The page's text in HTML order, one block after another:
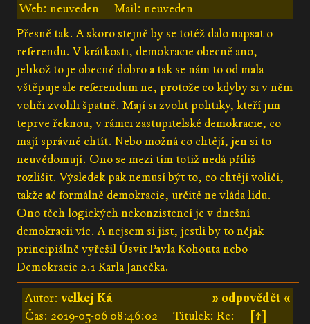
Web: neuveden
Mail: neuveden
Přesně tak. A skoro stejně by se totéž dalo napsat o
referendu. V krátkosti, demokracie obecně ano,
jelikož to je obecné dobro a tak se nám to od mala
vštěpuje ale referendum ne, protože co kdyby si v něm
voliči zvolili špatně. Mají si zvolit politiky, kteří jim
teprve řeknou, v rámci zastupitelské demokracie, co
mají správné chtít. Nebo možná co chtějí, jen si to
neuvědomují. Ono se mezi tím totiž nedá příliš
rozlišit. Výsledek pak nemusí být to, co chtějí voliči,
takže ač formálně demokracie, určitě ne vláda lidu.
Ono těch logických nekonzistencí je v dnešní
demokracii víc. A nejsem si jist, jestli by to nějak
principiálně vyřešil Úsvit Pavla Kohouta nebo
Demokracie 2.1 Karla Janečka.
» odpovědět «
Autor:velkej Ká
Čas: 2019-05-06 08:46:02 Titulek: Re:
[↑]